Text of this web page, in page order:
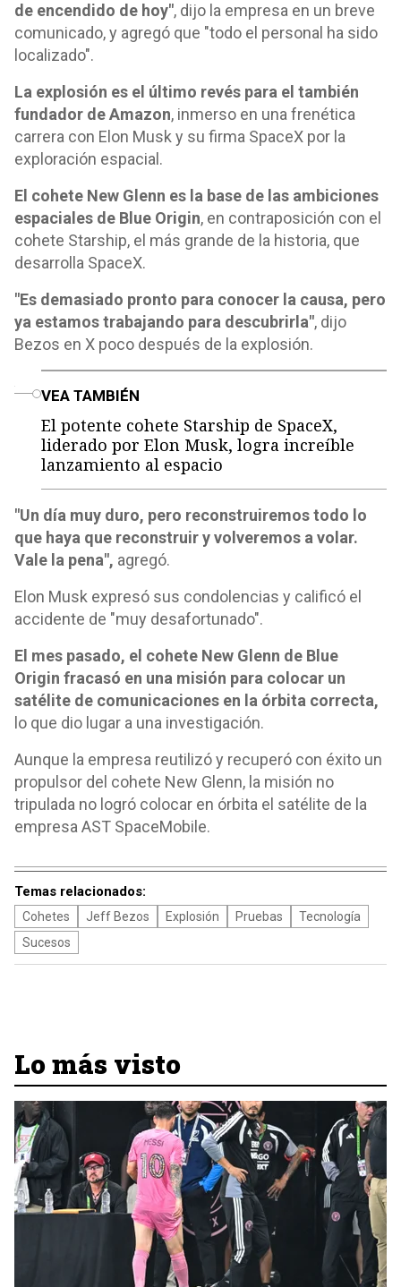
de encendido de hoy", dijo la empresa en un breve
comunicado, y agregó que "todo el personal ha sido
localizado".
La explosión es el último revés para el también
fundador de Amazon, inmerso en una frenética
carrera con Elon Musk y su firma SpaceX por la
exploración espacial.
El cohete New Glenn es la base de las ambiciones
espaciales de Blue Origin, en contraposición con el
cohete Starship, el más grande de la historia, que
desarrolla SpaceX.
"Es demasiado pronto para conocer la causa, pero
ya estamos trabajando para descubrirla", dijo
Bezos en X poco después de la explosión.
VEA TAMBIÉN
El potente cohete Starship de SpaceX,
liderado por Elon Musk, logra increíble
lanzamiento al espacio
"Un día muy duro, pero reconstruiremos todo lo
que haya que reconstruir y volveremos a volar.
Vale la pena", agregó.
Elon Musk expresó sus condolencias y calificó el
accidente de "muy desafortunado".
El mes pasado, el cohete New Glenn de Blue
Origin fracasó en una misión para colocar un
satélite de comunicaciones en la órbita correcta,
lo que dio lugar a una investigación.
Aunque la empresa reutilizó y recuperó con éxito un
propulsor del cohete New Glenn, la misión no
tripulada no logró colocar en órbita el satélite de la
empresa AST SpaceMobile.
Temas relacionados:
Cohetes Jeff Bezos Explosión Pruebas
Tecnología
Sucesos
Lo más visto